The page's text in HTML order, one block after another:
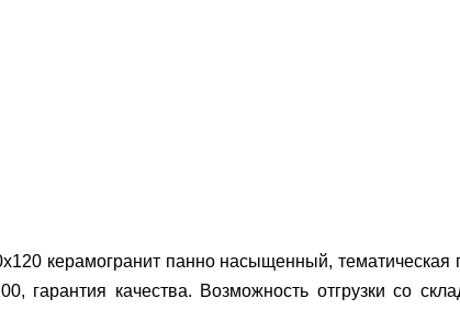
керамогранит панно насыщенный,
гарантия качества. Возможность отгрузки со